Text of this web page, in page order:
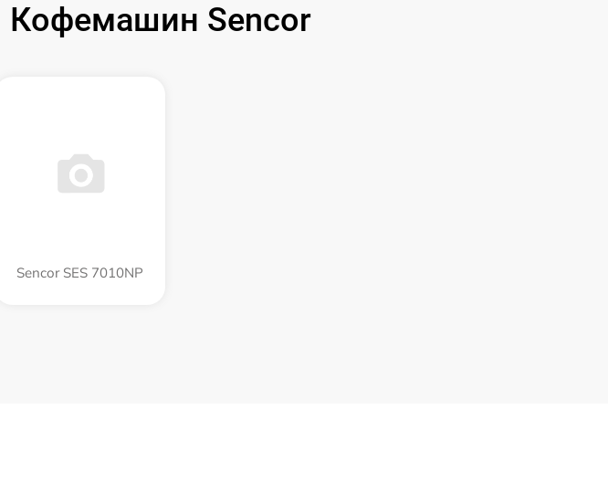
Sencor
Sencor SES 7010NP